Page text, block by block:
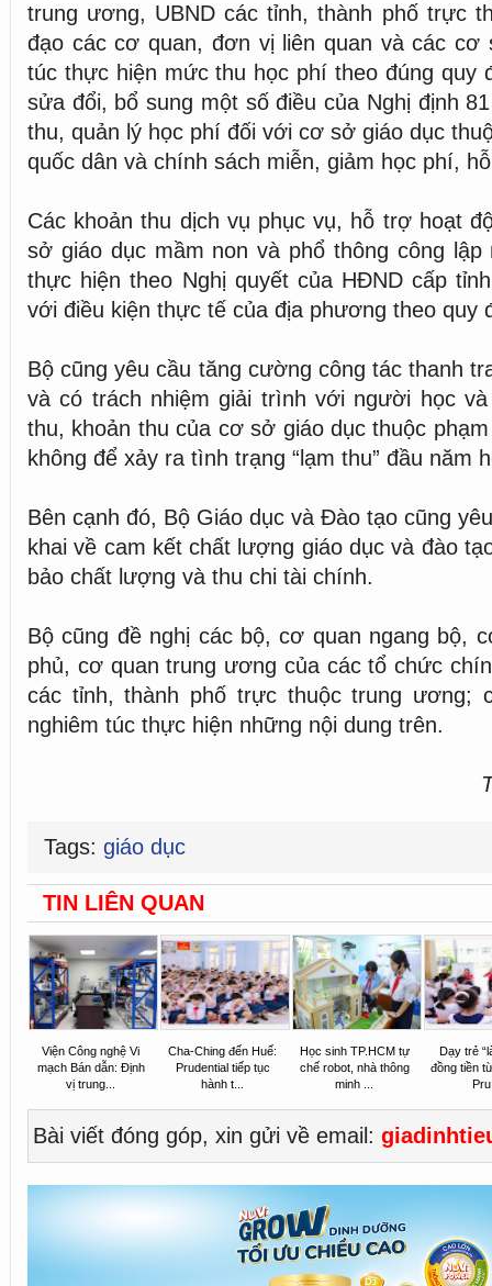
trung ương, UBND các tỉnh, thành phố trực
đạo các cơ quan, đơn vị liên quan và các cơ
túc thực hiện mức thu học phí theo đúng quy
sửa đổi, bổ sung một số điều của Nghị định
thu, quản lý học phí đối với cơ sở giáo dục
quốc dân và chính sách miễn, giảm học phí,
Các khoản thu dịch vụ phục vụ, hỗ trợ hoạt
sở giáo dục mầm non và phổ thông công
thực hiện theo Nghị quyết của HĐND cấp
với điều kiện thực tế của địa phương theo quy
Bộ cũng yêu cầu tăng cường công tác thanh
và có trách nhiệm giải trình với người học
thu, khoản thu của cơ sở giáo dục thuộc
không để xảy ra tình trạng “lạm thu” đầu năm
Bên cạnh đó, Bộ Giáo dục và Đào tạo cũng
khai về cam kết chất lượng giáo dục và đào
bảo chất lượng và thu chi tài chính.
Bộ cũng đề nghị các bộ, cơ quan ngang bộ,
phủ, cơ quan trung ương của các tổ chức
các tỉnh, thành phố trực thuộc trung ương;
nghiêm túc thực hiện những nội dung trên.
Tags: giáo dục
TIN LIÊN QUAN
Viện Công nghệ Vi
mạch Bán dẫn: Định
vị trung...
Cha-Ching đến Huế:
Prudential tiếp tục
hành t...
Học sinh TP.HCM tự
chế robot, nhà thông
minh ...
Dạy trẻ
đồng tiền
Bài viết đóng góp, xin gửi về email: